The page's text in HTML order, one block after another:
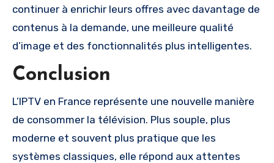
continuer à enrichir leurs offres avec davantage de
contenus à la demande, une meilleure qualité
d’image et des fonctionnalités plus intelligentes.
Conclusion
L’IPTV en France représente une nouvelle manière
de consommer la télévision. Plus souple, plus
moderne et souvent plus pratique que les
systèmes classiques, elle répond aux attentes